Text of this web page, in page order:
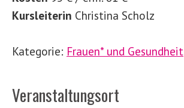
Kursleiterin Christina Scholz
Kategorie: Frauen* und Gesundheit
Veranstaltungsort